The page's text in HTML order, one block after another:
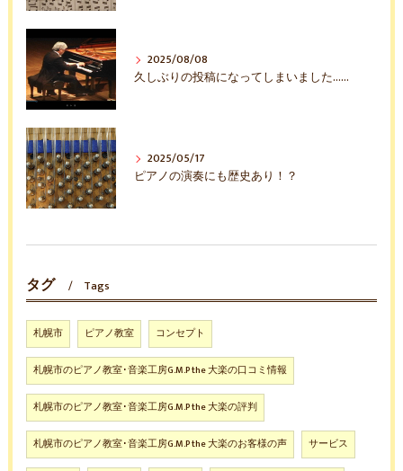
2025/08/08
久しぶりの投稿になってしまいました……
2025/05/17
ピアノの演奏にも歴史あり！？
タグ Tags
札幌市 ピアノ教室 コンセプト
札幌市のピアノ教室･音楽工房G.M.P the 大楽の口コミ情報
札幌市のピアノ教室･音楽工房G.M.P the 大楽の評判
札幌市のピアノ教室･音楽工房G.M.P the 大楽のお客様の声 サービス